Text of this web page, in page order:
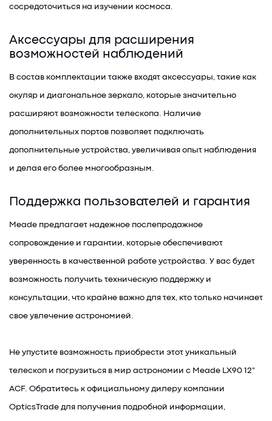
сосредоточиться на изучении космоса.
Аксессуары для расширения
возможностей наблюдений
В состав комплектации также входят аксессуары, такие как
окуляр и диагональное зеркало, которые значительно
расширяют возможности телескопа. Наличие
дополнительных портов позволяет подключать
дополнительные устройства, увеличивая опыт наблюдения
и делая его более многообразным.
Поддержка пользователей и гарантия
Meade предлагает надежное послепродажное
сопровождение и гарантии, которые обеспечивают
уверенность в качественной работе устройства. У вас будет
возможность получить техническую поддержку и
консультации, что крайне важно для тех, кто только начинает
свое увлечение астрономией.
Не упустите возможность приобрести этот уникальный
телескоп и погрузиться в мир астрономии с Meade LX90 12"
ACF. Обратитесь к официальному дилеру компании
OpticsTrade для получения подробной информации,